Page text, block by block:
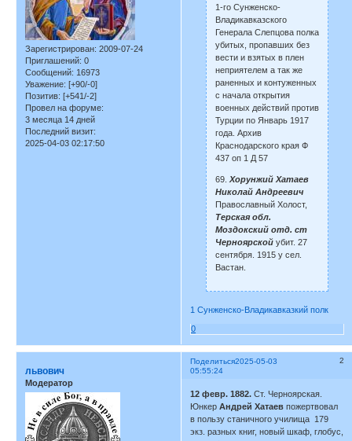
Зарегистрирован: 2009-07-24
Приглашений: 0
Сообщений: 16973
Уважение: [+90/-0]
Позитив: [+541/-2]
Провел на форуме:
3 месяца 14 дней
Последний визит:
2025-04-03 02:17:50
1-го Сунженско-
Владикавказского
Генерала Слепцова полка
убитых, пропавших без
вести и взятых в плен
неприятелем а так же
раненных и контуженных
с начала открытия
военных действий против
Турции по Январь 1917
года. Архив
Краснодарского края Ф
437 оп 1 Д 57
69. Хорунжий Хатаев
Николай Андреевич
Православный Холост,
Терская обл.
Моздокский отд. ст
Черноярскойубит. 27
сентября. 1915 у сел.
Вастан.
1 Сунженско-Владикавказкий полк
0
Поделиться 2
2025-05-03
05:55:24
львович
Модератор
12 февр. 1882. Ст. Черноярская.
ЮнкерАндрей Хатаев пожертвовал
в пользу станичного училища 179
экз. разных книг, новый шкаф, глобус,